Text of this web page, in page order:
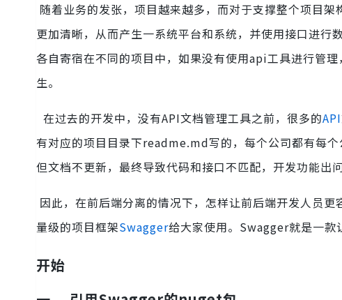
随着业务的发张，项目越来越多，而对于支撑整个项目
更加清晰，从而产生一系统平台和系统，并使用接口进行
各自寄宿在不同的项目中，如果没有使用api工具进行管
生。
在过去的开发中，没有API文档管理工具之前，很多的API
有对应的项目目录下readme.md写的，每个公司都有每
但文档不更新，最终导致代码和接口不匹配，开发功能
因此，在前后端分离的情况下，怎样让前后端开发人员
量级的项目框架Swagger给大家使用。Swagger就是一款
开始